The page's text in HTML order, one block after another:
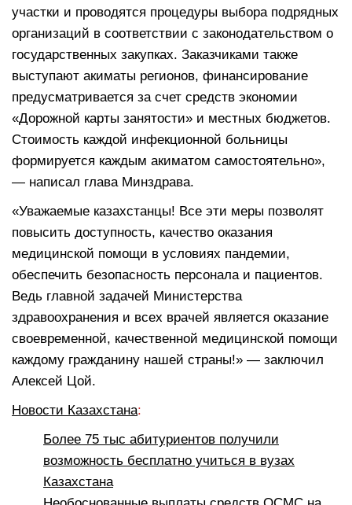
участки и проводятся процедуры выбора подрядных
организаций в соответствии с законодательством о
государственных закупках. Заказчиками также
выступают акиматы регионов, финансирование
предусматривается за счет средств экономии
«Дорожной карты занятости» и местных бюджетов.
Стоимость каждой инфекционной больницы
формируется каждым акиматом самостоятельно»,
— написал глава Минздрава.
«Уважаемые казахстанцы! Все эти меры позволят
повысить доступность, качество оказания
медицинской помощи в условиях пандемии,
обеспечить безопасность персонала и пациентов.
Ведь главной задачей Министерства
здравоохранения и всех врачей является оказание
своевременной, качественной медицинской помощи
каждому гражданину нашей страны!» — заключил
Алексей Цой.
Новости Казахстана:
Более 75 тыс абитуриентов получили
возможность бесплатно учиться в вузах
Казахстана